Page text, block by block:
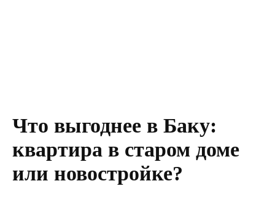
Что выгоднее в Баку:
квартира в старом доме
или новостройке?